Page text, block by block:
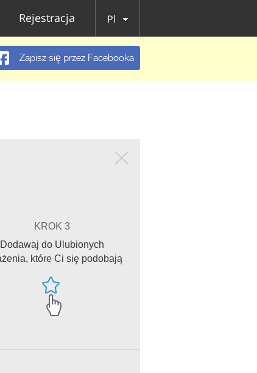
Rejestracja Pl
Zapisz się przez Facebooka
KROK 3
Dodawaj do Ulubionych
które Ci się podobają